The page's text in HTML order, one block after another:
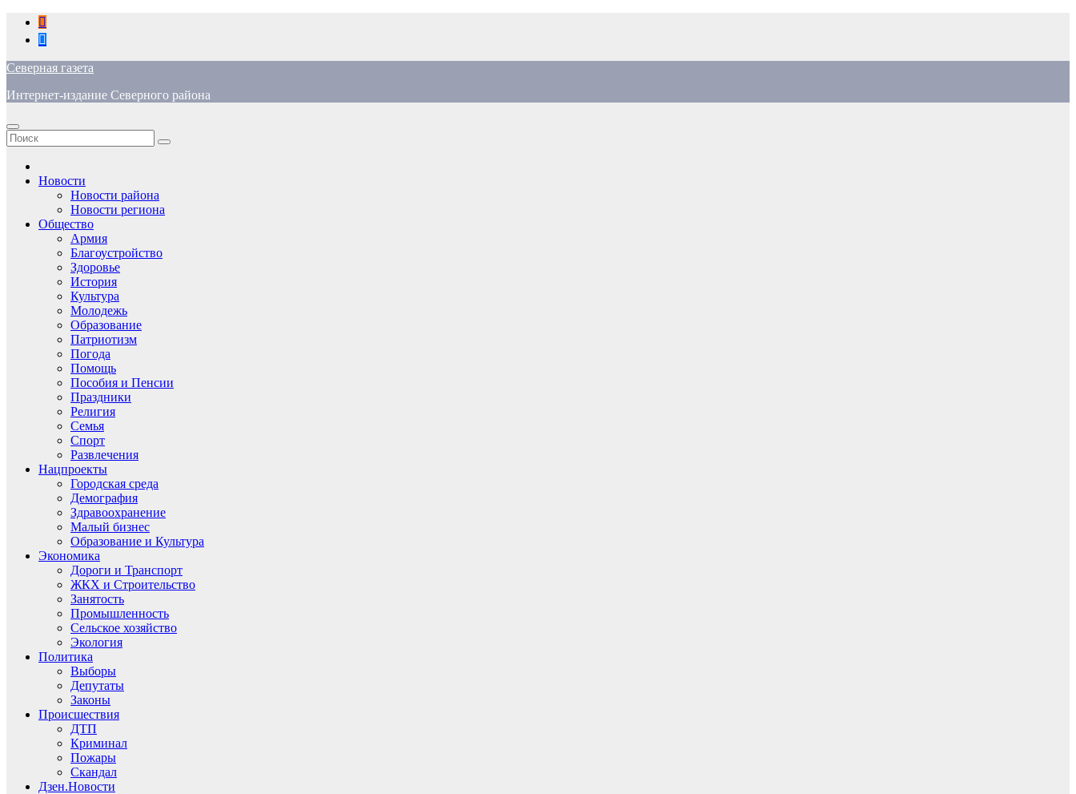
Перейти
содержимому
Северная газета
Интернет-издание Северного района
Новости
Новости района
Новости региона
Общество
Армия
Благоустройство
Здоровье
История
Культура
Молодежь
Образование
Патриотизм
Погода
Помощь
Пособия и Пенсии
Праздники
Религия
Семья
Спорт
Развлечения
Нацпроекты
Городская среда
Демография
Здравоохранение
Малый бизнес
Образование и Культура
Экономика
Дороги и Транспорт
ЖКХ и Строительство
Занятость
Промышленность
Сельское хозяйство
Экология
Политика
Выборы
Депутаты
Законы
Происшествия
ДТП
Криминал
Пожары
Скандал
Дзен.Новости